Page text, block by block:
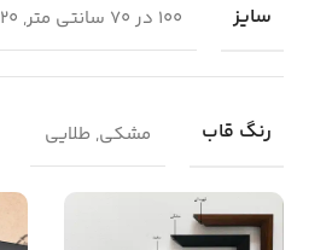
سایز 100 در 70 سانتی متر, 120 در 80 سانتی متر, 50 در 70 سانتی متر
رنگ قاب مشکی, طلایی